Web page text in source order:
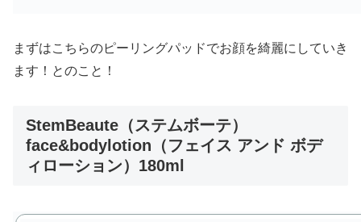
まずはこちらのピーリングパッドでお顔を綺麗にしていき
ます！とのこと！
StemBeaute（ステムボーテ）
face&bodylotion（フェイス アンド ボデ
ィローション）180ml